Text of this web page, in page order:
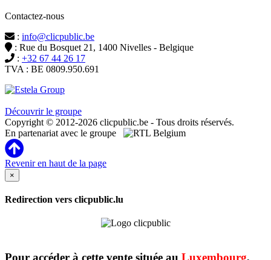
Contactez-nous
: info@clicpublic.be
: Rue du Bosquet 21, 1400 Nivelles - Belgique
: +32 67 44 26 17
TVA : BE 0809.950.691
Découvrir le groupe
Copyright © 2012-2026 clicpublic.be - Tous droits réservés.
En partenariat avec le groupe
Revenir en haut de la page
×
Redirection vers clicpublic.lu
Pour accéder à cette vente située au Luxembourg,